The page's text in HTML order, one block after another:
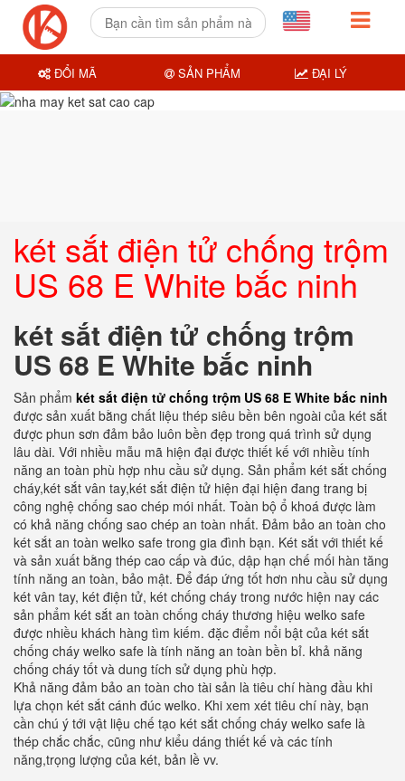
két sắt điện tử chống trộm
US 68 E White bắc ninh
két sắt điện tử chống trộm
US 68 E White bắc ninh
Sản phẩm két sắt điện tử chống trộm US 68 E White bắc ninh
được sản xuất bằng chất liệu thép siêu bền bên ngoài của két sắt
được phun sơn đảm bảo luôn bền đẹp trong quá trình sử dụng
lâu dài. Với nhiều mẫu mã hiện đại được thiết kế với nhiều tính
năng an toàn phù hợp nhu cầu sử dụng. Sản phẩm két sắt chống
cháy,két sắt vân tay,két sắt điện tử hiện đại hiện đang trang bị
công nghệ chống sao chép mói nhất. Toàn bộ ổ khoá được làm
có khả năng chống sao chép an toàn nhất. Đảm bảo an toàn cho
két sắt an toàn welko safe trong gia đình bạn. Két sắt với thiết kế
và sản xuất bằng thép cao cấp và đúc, dập hạn chế mối hàn tăng
tính năng an toàn, bảo mật. Để đáp ứng tốt hơn nhu cầu sử dụng
két vân tay, két điện tử, két chống cháy trong nước hiện nay các
sản phẩm két sắt an toàn chống cháy thương hiệu welko safe
được nhiều khách hàng tìm kiếm. đặc điểm nổi bật của két sắt
chống cháy welko safe là tính năng an toàn bền bỉ. khả năng
chống cháy tốt và dung tích sử dụng phù hợp.
Khả năng đảm bảo an toàn cho tài sản là tiêu chí hàng đầu khi
lựa chọn két sắt cánh đúc welko. Khi xem xét tiêu chí này, bạn
cần chú ý tới vật liệu chế tạo két sắt chống cháy welko safe là
thép chắc chắc, cũng như kiểu dáng thiết kế và các tính
năng,trọng lượng của két, bản lề vv.
ĐỔI MÃ SẢN PHẨM ĐẠI LÝ